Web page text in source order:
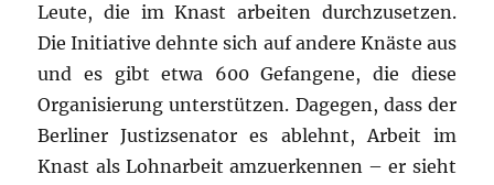
Leute, die im Knast arbeiten durchzusetzen.
Die Initiative dehnte sich auf andere Knäste aus
und es gibt etwa 600 Gefangene, die diese
Organisierung unterstützen. Dagegen, dass der
Berliner Justizsenator es ablehnt, Arbeit im
Knast als Lohnarbeit amzuerkennen – er sieht